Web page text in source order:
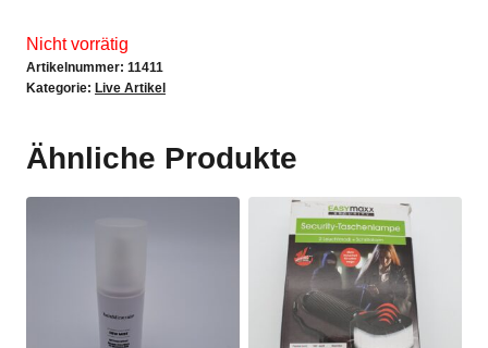
Nicht vorrätig
Artikelnummer: 11411
Kategorie: Live Artikel
Ähnliche Produkte